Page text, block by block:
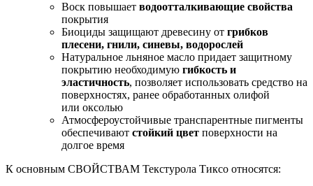
Воск повышает водоотталкивающие свойства
покрытия
Биоциды защищают древесину от грибков
плесени, гнили, синевы, водорослей
Натуральное льняное масло придает защитному
покрытию необходимую гибкость и
эластичность, позволяет использовать средство на
поверхностях, ранее обработанных олифой
или оксолью
Атмосфероустойчивые транспарентные пигменты
обеспечивают стойкий цвет поверхности на
долгое время
К основным СВОЙСТВАМ Текстурола Тиксо относятся: